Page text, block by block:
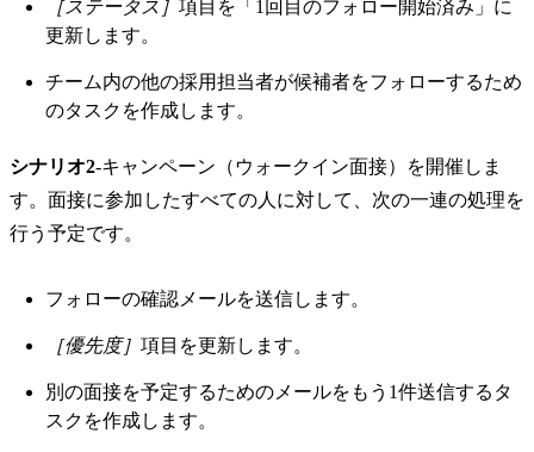
［ステータス］ 項目を「1回目のフォロー開始済み」に
更新します。
チーム内の他の採用担当者が候補者をフォローするため
のタスクを作成します。
シナリオ2-キャンペーン（ウォークイン面接）を開催しま
す。面接に参加したすべての人に対して、次の一連の処理を
行う予定です。
フォローの確認メールを送信します。
［優先度］ 項目を更新します。
別の面接を予定するためのメールをもう1件送信するタ
スクを作成します。